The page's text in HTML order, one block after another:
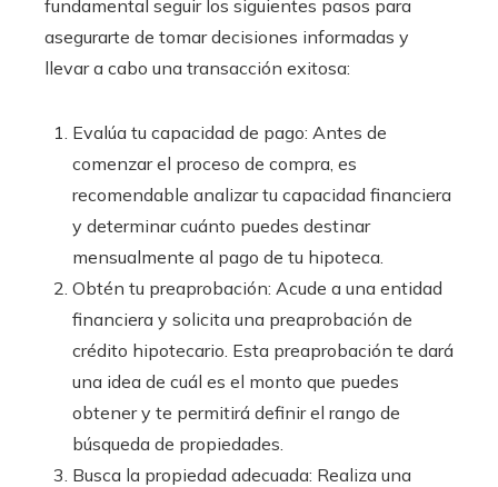
fundamental seguir los siguientes pasos para
asegurarte de tomar decisiones informadas y
llevar a cabo una transacción exitosa:
Evalúa tu capacidad de pago: Antes de
comenzar el proceso de compra, es
recomendable analizar tu capacidad financiera
y determinar cuánto puedes destinar
mensualmente al pago de tu hipoteca.
Obtén tu preaprobación: Acude a una entidad
financiera y solicita una preaprobación de
crédito hipotecario. Esta preaprobación te dará
una idea de cuál es el monto que puedes
obtener y te permitirá definir el rango de
búsqueda de propiedades.
Busca la propiedad adecuada: Realiza una